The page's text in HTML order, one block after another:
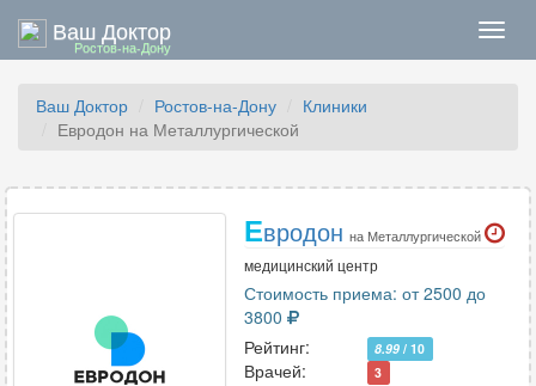
Ваш Доктор
Ростов-на-Дону
Ваш Доктор Ростов-на-Дону
Клиники
Евродон на Металлургической
Евродон на Металлургической
медицинский центр
Стоимость приема: от 2500 до
3800
Рейтинг:
8.99 / 10
Врачей: 3